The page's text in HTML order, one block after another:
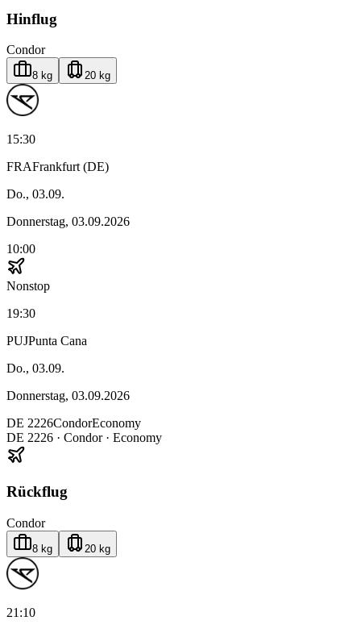
Hinflug
Condor
8 kg 20 kg
15:30
FRAFrankfurt (DE)
Do., 03.09.
Donnerstag, 03.09.2026
10:00
Nonstop
19:30
PUJPunta Cana
Do., 03.09.
Donnerstag, 03.09.2026
DE 2226CondorEconomy
DE 2226 · Condor· Economy
Rückflug
Condor
8 kg 20 kg
21:10